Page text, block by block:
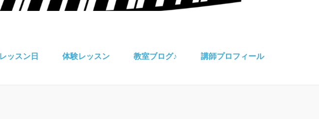
ッスン日 体験レッスン 教室ブログ♪ 講師プロフィール